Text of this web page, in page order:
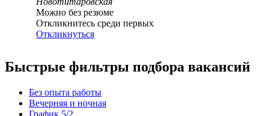
Можно без резюме
Откликнитесь среди первых
Откликнуться
Быстрые фильтры подбора вакансий
Без опыта работы
Вечерняя и ночная
График 5/2